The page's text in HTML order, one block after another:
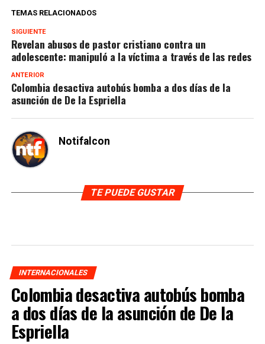
TEMAS RELACIONADOS
SIGUIENTE
Revelan abusos de pastor cristiano contra un
adolescente: manipuló a la víctima a través de las redes
ANTERIOR
Colombia desactiva autobús bomba a dos días de la
asunción de De la Espriella
Notifalcon
TE PUEDE GUSTAR
INTERNACIONALES
Colombia desactiva autobús bomba
a dos días de la asunción de De la
Espriella